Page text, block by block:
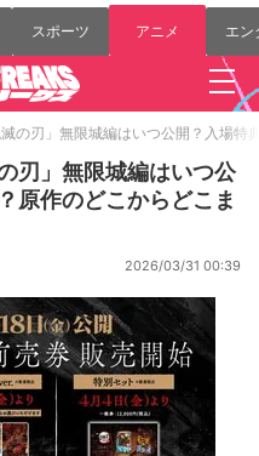
スポーツ アニメ エン
の刃」無限城編はいつ公開？入場特
刃」無限城編はいつ公
原作のどこからどこま
2026/03/31 00:39